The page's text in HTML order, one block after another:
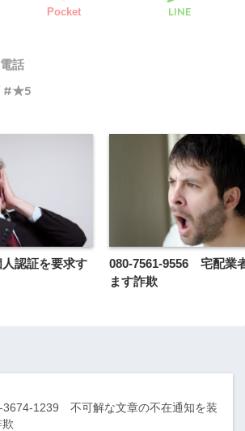
Pocket LINE
話
★5
認証を要求す
080-7561-9556 宅配業
ます詐欺
3674-1239 不可解な文章の不在通知を装
欺